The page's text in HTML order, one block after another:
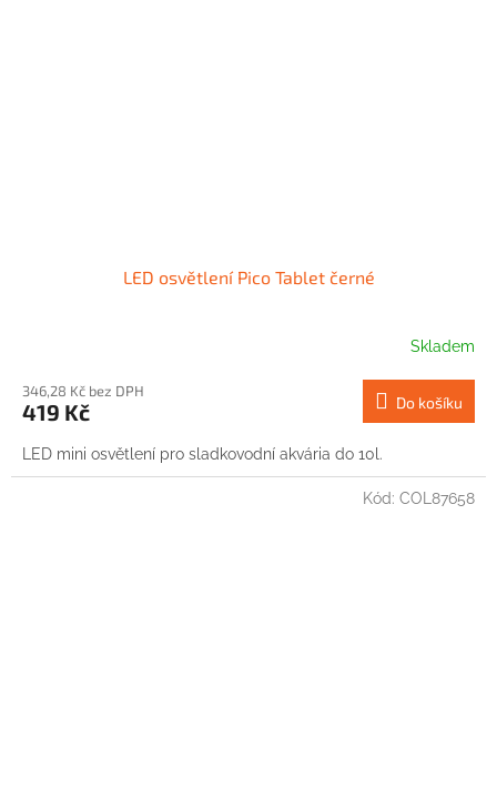
LED osvětlení Pico Tablet černé
Skladem
346,28 Kč bez DPH
419 Kč Do košíku
LED mini osvětlení pro sladkovodní akvária do 10l.
Kód: COL87658